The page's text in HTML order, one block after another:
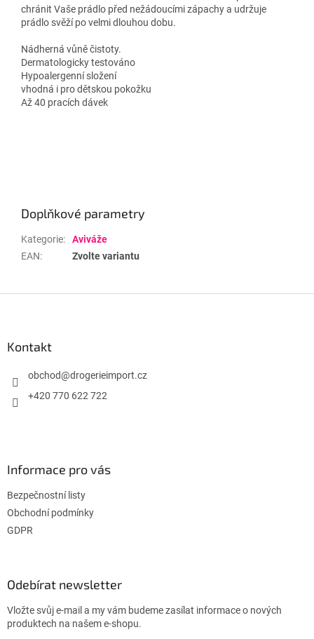
chránit Vaše prádlo před nežádoucími zápachy a udržuje
prádlo svěží po velmi dlouhou dobu.
Nádherná vůně čistoty.
Dermatologicky testováno
Hypoalergenní složení
vhodná i pro dětskou pokožku
Až 40 pracích dávek
Doplňkové parametry
Kategorie:
Aviváže
EAN: Zvolte variantu
Kontakt
obchod@drogerieimport.cz
+420 770 622 722
Informace pro vás
Bezpečnostní listy
Obchodní podmínky
GDPR
Odebírat newsletter
Vložte svůj e-mail a my vám budeme zasílat informace o nových
produktech na našem e-shopu.